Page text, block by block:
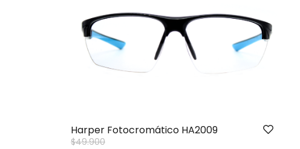
Harper Fotocromático HA2009
Price reduced from
$49.900to